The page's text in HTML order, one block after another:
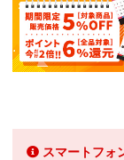
スマートフォ